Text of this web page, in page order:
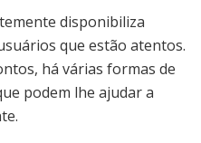
disponibiliza
que estão atentos.
há várias formas de
podem lhe ajudar a